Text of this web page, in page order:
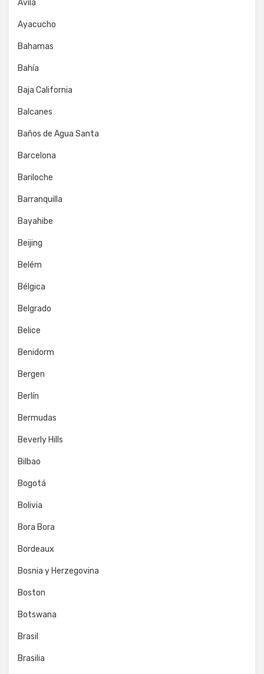
Ávila
Ayacucho
Bahamas
Bahía
Baja California
Balcanes
Baños de Agua Santa
Barcelona
Bariloche
Barranquilla
Bayahibe
Beijing
Belém
Bélgica
Belgrado
Belice
Benidorm
Bergen
Berlín
Bermudas
Beverly Hills
Bilbao
Bogotá
Bolivia
Bora Bora
Bordeaux
Bosnia y Herzegovina
Boston
Botswana
Brasil
Brasilia